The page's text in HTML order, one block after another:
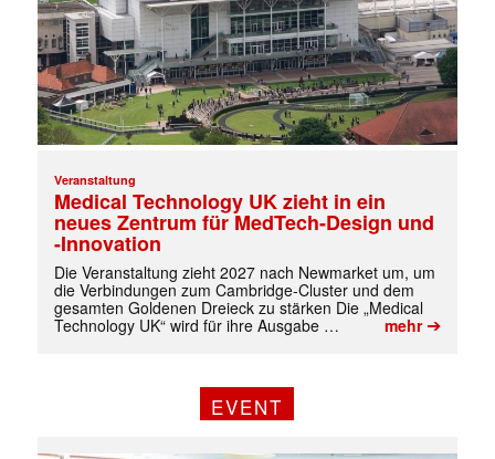
Veranstaltung
Medical Technology UK zieht in ein
neues Zentrum für MedTech-Design und
-Innovation
Die Veranstaltung zieht 2027 nach Newmarket um, um
die Verbindungen zum Cambridge-Cluster und dem
gesamten Goldenen Dreieck zu stärken Die „Medical
Technology UK“ wird für ihre Ausgabe …
mehr➔
EVENT